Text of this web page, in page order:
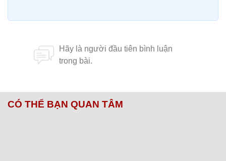
CÓ THỂ BẠN QUAN TÂM